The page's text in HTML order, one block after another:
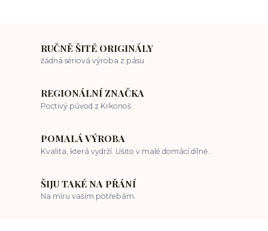
RUČNĚ ŠITÉ ORIGINÁLY
žádná sériová výroba z pásu
REGIONÁLNÍ ZNAČKA
Poctivý původ z Krkonoš.
POMALÁ VÝROBA
Kvalita, která vydrží. Ušito v malé domácí dílně.
ŠIJU TAKÉ NA PŘÁNÍ
Na míru vašim potřebám.